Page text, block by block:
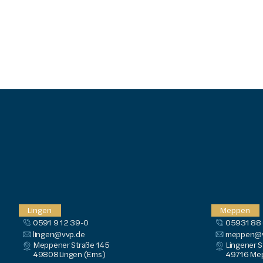
Lingen
0591 9 12 39-0
lingen@vvp.de
Meppener Straße 145
49808Lingen (Ems)
Meppen
05931
Lingener
49716